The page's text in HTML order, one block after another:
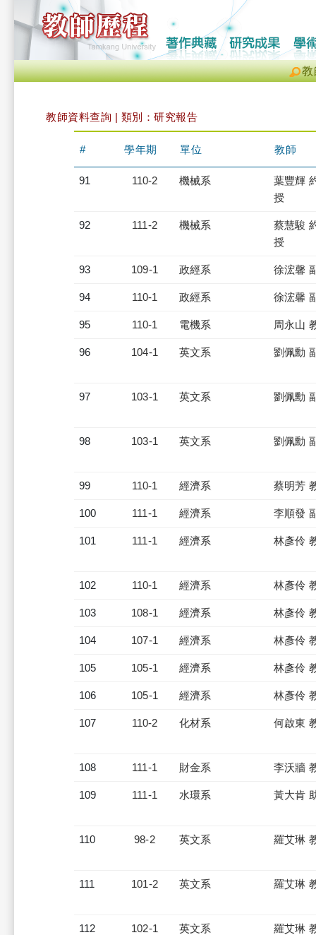
教
教師資料查詢 | 類別：研究報告
# 學年期 單位 教師
91 110-2 機械系
葉豐輝
授
92 111-2 機械系
蔡慧駿
授
93 109-1 政經系 徐浤馨
94 110-1 政經系 徐浤馨
95 110-1 電機系 周永山
96 104-1 英文系 劉佩勳
97 103-1 英文系 劉佩勳
98 103-1 英文系 劉佩勳
99 110-1 經濟系 蔡明芳
100 111-1 經濟系 李順發
101 111-1 經濟系 林彥伶
102 110-1 經濟系 林彥伶
103 108-1 經濟系 林彥伶
104 107-1 經濟系 林彥伶
105 105-1 經濟系 林彥伶
106 105-1 經濟系 林彥伶
107 110-2 化材系 何啟東
108 111-1 財金系 李沃牆
109 111-1 水環系 黃大肯
110 98-2 英文系 羅艾琳
111 101-2 英文系 羅艾琳
112 102-1 英文系 羅艾琳